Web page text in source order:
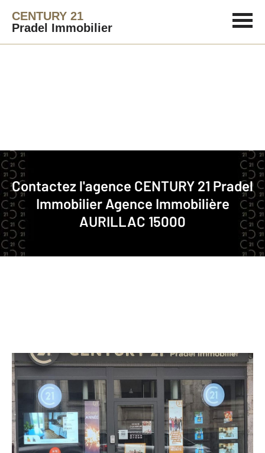
CENTURY 21
Pradel Immobilier
Contactez l'agence CENTURY 21 Pradel
ImmobilierAgence Immobilière
AURILLAC 15000
Agence immobilière
Notre agence à AURILLAC
CENTURY 21 Pradel Immobilier
17 avenue de la République
AURILLAC - 15000
Envoyer un message